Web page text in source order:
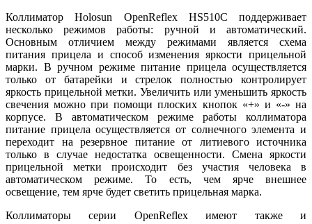
Коллиматор Holosun OpenReflex HS510C поддерживает
несколько режимов работы: ручной и автоматический.
Основным отличием между режимами является схема
питания прицела и способ изменения яркости прицельной
марки. В ручном режиме питание прицела осуществляется
только от батарейки и стрелок полностью контролирует
яркость прицельной метки. Увеличить или уменьшить яркость
свечения можно при помощи плоских кнопок «+» и «-» на
корпусе. В автоматическом режиме работы коллиматора
питание прицела осуществляется от солнечного элемента и
переходит на резервное питание от литиевого источника
только в случае недостатка освещенности. Смена яркости
прицельной метки происходит без участия человека в
автоматическом режиме. То есть, чем ярче внешнее
освещение, тем ярче будет светить прицельная марка.
Коллиматоры серии OpenReflex имеют также и